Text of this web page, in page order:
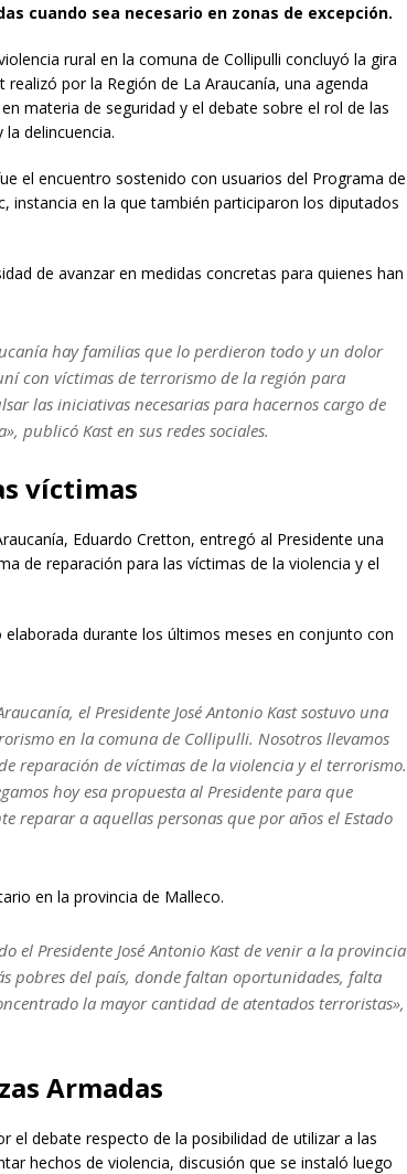
cuando sea necesario en zonas de excepción.
rural en la comuna de Collipulli concluyó la gira
por la Región de La Araucanía, una agenda
materia de seguridad y el debate sobre el rol de las
delincuencia.
el encuentro sostenido con usuarios del Programa de
instancia en la que también participaron los diputados
de avanzar en medidas concretas para quienes han
hay familias que lo perdieron todo y un dolor
con víctimas de terrorismo de la región para
las iniciativas necesarias para hacernos cargo de
publicó Kast en sus redes sociales.
víctimas
Eduardo Cretton, entregó al Presidente una
de reparación para las víctimas de la violencia y el
durante los últimos meses en conjunto con
el Presidente José Antonio Kast sostuvo una
en la comuna de Collipulli. Nosotros llevamos
reparación de víctimas de la violencia y el terrorismo.
hoy esa propuesta al Presidente para que
reparar a aquellas personas que por años el Estado
en la provincia de Malleco.
el Presidente José Antonio Kast de venir a la provincia
pobres del país, donde faltan oportunidades, falta
la mayor cantidad de atentados terroristas»,
Armadas
el debate respecto de la posibilidad de utilizar a las
hechos de violencia, discusión que se instaló luego